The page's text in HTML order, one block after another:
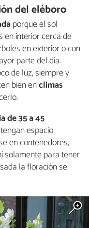
del eléboro
porque el sol
en interior cerca de
en exterior o con
parte del día.
de luz, siempre y
bien enclimas
de 35 a 45
espacio
en contenedores,
solamente para tener
la floración se